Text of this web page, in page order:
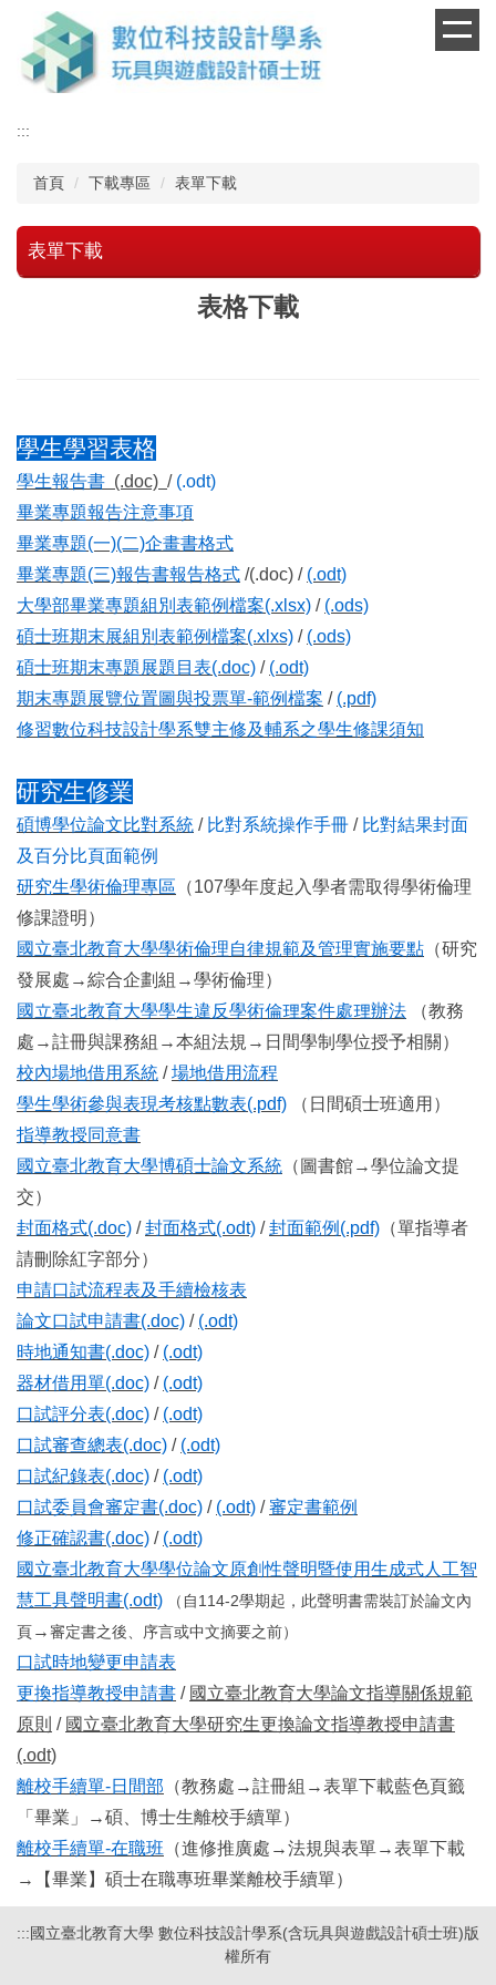
主
容
:::
首頁 下載專區 表單下載
表單下載
表格下載
學生學習表格
學生報告書 (.doc) / (.odt)
畢業專題報告注意事項
畢業專題(一)(二)企畫書格式
畢業專題(三)報告書報告格式 /(.doc) / (.odt)
大學部畢業專題組別表範例檔案(.xlsx) / (.ods)
碩士班期末展組別表範例檔案(.xlxs) / (.ods)
碩士班期末專題展題目表(.doc) / (.odt)
期末專題展覽位置圖與投票單-範例檔案 / (.pdf)
修習數位科技設計學系雙主修及輔系之學生修課須知
研究生修業
碩博學位論文比對系統 / 比對系統操作手冊 / 比對結果封面
及百分比頁面範例
研究生學術倫理專區 （107學年度起入學者需取得學術倫理
修課證明）
國立臺北教育大學學術倫理自律規範及管理實施要點 （研究
發展處→綜合企劃組→學術倫理）
國立臺北教育大學學生違反學術倫理案件處理辦法 （教務
處→註冊與課務組→本組法規→日間學制學位授予相關）
校內場地借用系統 /場地借用流程
學生學術參與表現考核點數表(.pdf) （日間碩士班適用）
指導教授同意書
國立臺北教育大學博碩士論文系統 （圖書館→學位論文提
交）
封面格式(.doc) /封面格式(.odt) /封面範例(.pdf) （單指導者
請刪除紅字部分）
申請口試流程表及手續檢核表
論文口試申請書(.doc) / (.odt)
時地通知書(.doc) / (.odt)
器材借用單(.doc) / (.odt)
口試評分表(.doc) / (.odt)
口試審查總表(.doc) / (.odt)
口試紀錄表(.doc) / (.odt)
口試委員會審定書(.doc) / (.odt) /審定書範例
修正確認書(.doc) / (.odt)
國立臺北教育大學學位論文原創性聲明暨使用生成式人工智
慧工具聲明書(.odt) （自114-2學期起，此聲明書需裝訂於論文內
頁→審定書之後、序言或中文摘要之前）
口試時地變更申請表
更換指導教授申請書 / 國立臺北教育大學論文指導關係規範
原則 / 國立臺北教育大學研究生更換論文指導教授申請書
(.odt)
離校手續單-日間部 （教務處→註冊組 →表單下載藍色頁籤
「畢業」→碩、博士生離校手續單）
離校手續單-在職班 （進修推廣處 →法規與表單→表單下載
→【畢業】碩士在職專班畢業離校手續單）
:::國立臺北教育大學 數位科技設計學系(含玩具與遊戲設計碩士班)版
權所有